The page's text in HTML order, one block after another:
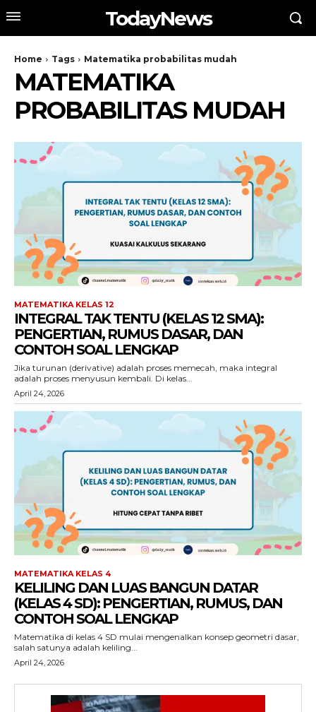
TodayNews
Home Tags Matematika probabilitas mudah
MATEMATIKA
PROBABILITAS MUDAH
MATEMATIKA KELAS 12
INTEGRAL TAK TENTU (KELAS 12 SMA):
PENGERTIAN, RUMUS DASAR, DAN
CONTOH SOAL LENGKAP
Jika turunan (derivative) adalah proses memecah, maka integral
adalah proses menyusun kembali. Di kelas...
April 24, 2026
MATEMATIKA KELAS 4
KELILING DAN LUAS BANGUN DATAR
(KELAS 4 SD): PENGERTIAN, RUMUS, DAN
CONTOH SOAL LENGKAP
Matematika di kelas 4 SD mulai mengenalkan konsep geometri dasar,
salah satunya adalah keliling...
April 24, 2026